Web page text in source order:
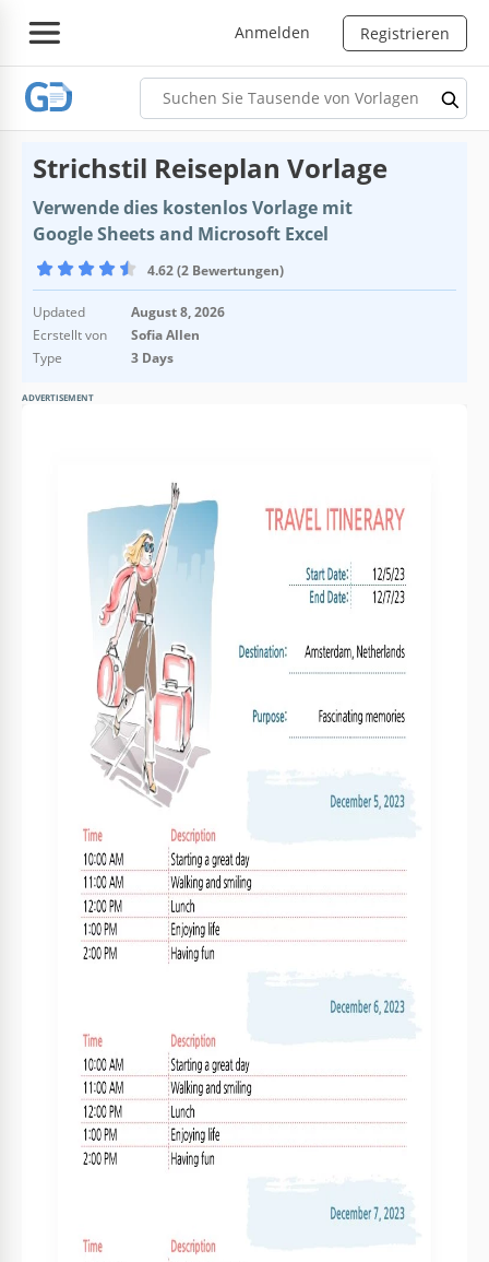
Anmelden Registrieren
Strichstil Reiseplan Vorlage
Verwende dies kostenlos Vorlage mit
Google Sheets and Microsoft Excel
4.62 (2 Bewertungen)
Updated
August 8, 2026
Ecrstellt von
Sofia Allen
Type
3 Days
ADVERTISEMENT